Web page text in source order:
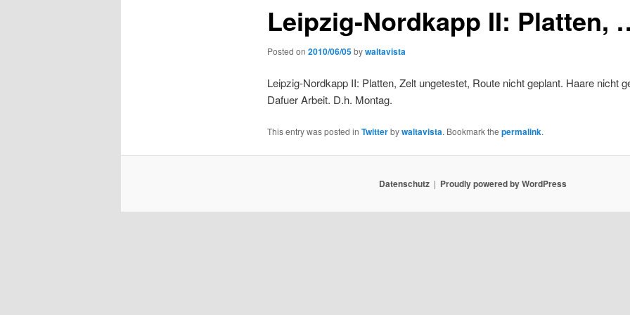
Leipzig-Nordkapp II: Platten,
Posted on 2010/06/05bywaltavista
Leipzig-Nordkapp II: Platten, Zelt ungetestet, Route nicht geplant. Haare nicht
Dafuer Arbeit. D.h. Montag.
This entry was posted in Twitterbywaltavista. Bookmark the permalink.
Datenschutz Proudly powered by WordPress